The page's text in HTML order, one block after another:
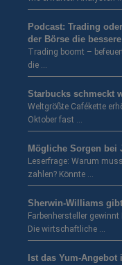
Podcast: Trading
der Börse die
Trading boomt –
die …
Starbucks schmeckt
Weltgrößte Cafékette
Oktober fast …
Mögliche Sorgen bei
Leserfrage: Warum
zahlen? Könnte …
Sherwin-Williams
Farbenhersteller
Die wirtschaftliche …
Ist das Yum-Angebot